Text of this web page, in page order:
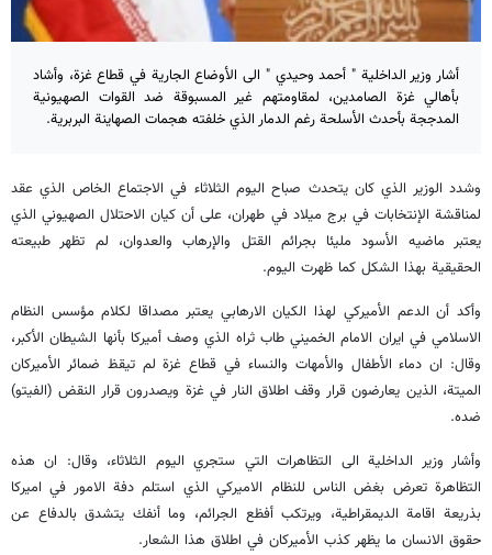
أشار وزير الداخلية " أحمد وحيدي " الى الأوضاع الجارية في قطاع غزة، وأشاد
بأهالي غزة الصامدين، لمقاومتهم غير المسبوقة ضد القوات الصهيونية
المدججة بأحدث الأسلحة رغم الدمار الذي خلفته هجمات الصهاينة البربرية.
وشدد الوزير الذي كان يتحدث صباح اليوم الثلاثاء في الاجتماع الخاص الذي عقد
لمناقشة الإنتخابات في برج ميلاد في طهران، على أن كيان الاحتلال الصهيوني الذي
يعتبر ماضيه الأسود مليئا بجرائم القتل والإرهاب والعدوان، لم تظهر طبيعته
الحقيقية بهذا الشكل كما ظهرت اليوم.
وأكد أن الدعم الأميركي لهذا الكيان الارهابي يعتبر مصداقا لكلام مؤسس النظام
الاسلامي في ايران الامام الخميني طاب ثراه الذي وصف أميركا بأنها الشيطان الأكبر،
وقال: ان دماء الأطفال والأمهات والنساء في قطاع غزة لم تيقظ ضمائر الأميركان
الميتة، الذين يعارضون قرار وقف اطلاق النار في غزة ويصدرون قرار النقض (الفيتو)
ضده.
وأشار وزير الداخلية الى التظاهرات التي ستجري اليوم الثلاثاء، وقال: ان هذه
التظاهرة تعرض بغض الناس للنظام الاميركي الذي استلم دفة الامور في اميركا
بذريعة اقامة الديمقراطية، ويرتكب أفظع الجرائم، وما أنفك يتشدق بالدفاع عن
حقوق الانسان ما يظهر كذب الأميركان في اطلاق هذا الشعار.